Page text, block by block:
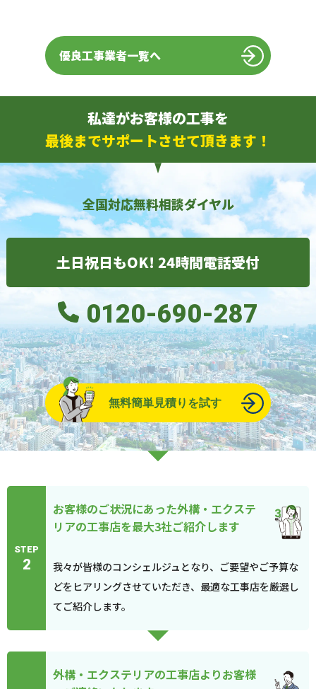
優良工事業者一覧へ
私達がお客様の工事を
最後までサポートさせて頂きます！
全国対応無料相談ダイヤル
土日祝日もOK! 24時間電話受付
0120-690-287
無料簡単見積りを試す
STEP
2
お客様のご状況にあった外構・エクステ
リアの工事店を最大3社ご紹介します
我々が皆様のコンシェルジュとなり、ご要望やご予算な
どをヒアリングさせていただき、最適な工事店を厳選し
てご紹介します。
外構・エクステリアの工事店よりお客様